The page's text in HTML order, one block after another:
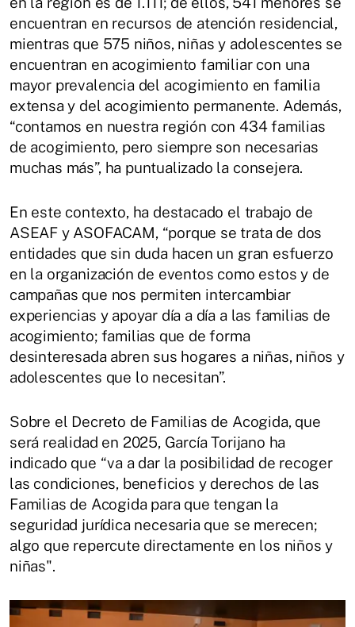
encuentran en recursos de atención residencial,
mientras que 575 niños, niñas y adolescentes se
encuentran en acogimiento familiar con una
mayor prevalencia del acogimiento en familia
extensa y del acogimiento permanente. Además,
“contamos en nuestra región con 434 familias
de acogimiento, pero siempre son necesarias
muchas más”, ha puntualizado la consejera.
En este contexto, ha destacado el trabajo de
ASEAF y ASOFACAM, “porque se trata de dos
entidades que sin duda hacen un gran esfuerzo
en la organización de eventos como estos y de
campañas que nos permiten intercambiar
experiencias y apoyar día a día a las familias de
acogimiento; familias que de forma
desinteresada abren sus hogares a niñas, niños y
adolescentes que lo necesitan”.
Sobre el Decreto de Familias de Acogida, que
será realidad en 2025, García Torijano ha
indicado que “va a dar la posibilidad de recoger
las condiciones, beneficios y derechos de las
Familias de Acogida para que tengan la
seguridad jurídica necesaria que se merecen;
algo que repercute directamente en los niños y
niñas".